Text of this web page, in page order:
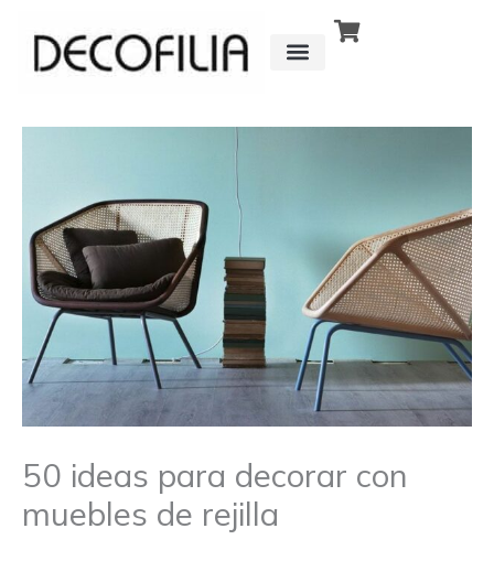
contenido
50 ideas para decorar con
muebles de rejilla